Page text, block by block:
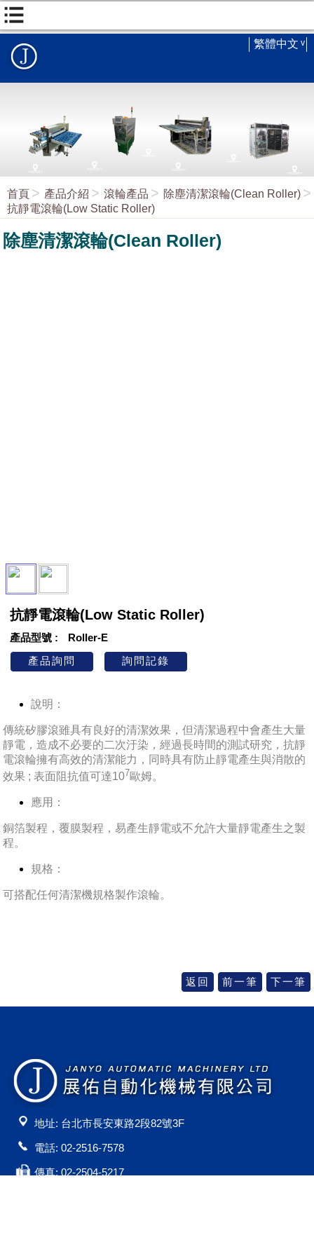
繁體中文
首頁 產品介紹 滾輪產品
除塵清潔滾輪(Clean Roller)
抗靜電滾輪(Low Static Roller)
除塵清潔滾輪(Clean Roller)
抗靜電滾輪(Low Static Roller)
產品型號 Roller-E
說明：
傳統矽膠滾雖具有良好的清潔效果 ，但清潔過程中會產生大量
靜電 ，造成不必要的二次汙染 ，經過長時間的測試研究 ，抗靜
電滾輪擁有高效的清潔能力 ，同時具有防止靜電產生與消散的
效果 ; 表面阻抗值可達107歐姆。
應用：
銅箔製程 ， 覆膜製程 ， 易產生靜電或不允許大量靜電產生之製
程。
規格：
可搭配任何清潔機規格製作滾輪。
地址: 台北市長安東路2段82號3F
電話: 02-2516-7578
傳真: 02-2504-5217